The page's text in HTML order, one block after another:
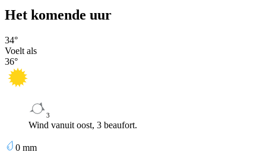
Het komende uur
34°
Voelt als
36°
3
Wind vanuit oost, 3 beaufort.
0 mm